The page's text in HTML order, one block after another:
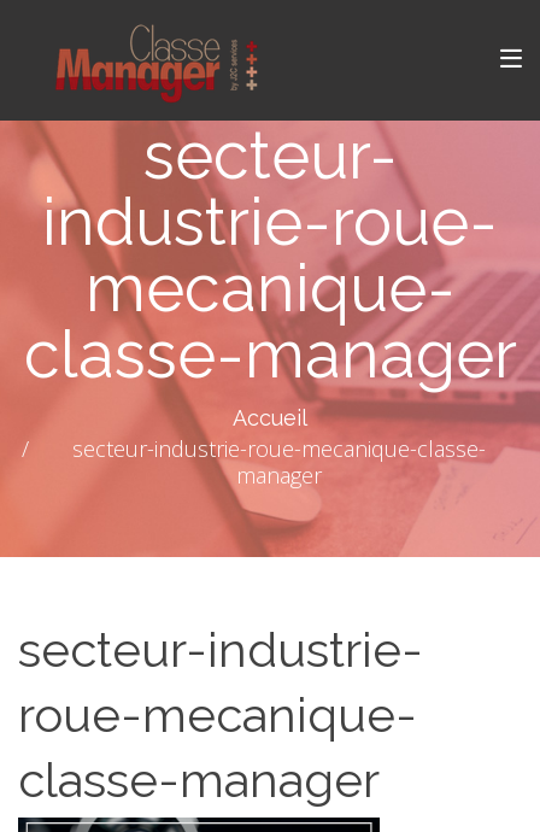
secteur-
industrie-roue-
mecanique-
classe-manager
Accueil
secteur-industrie-roue-mecanique-classe-
manager
secteur-industrie-
roue-mecanique-
classe-manager